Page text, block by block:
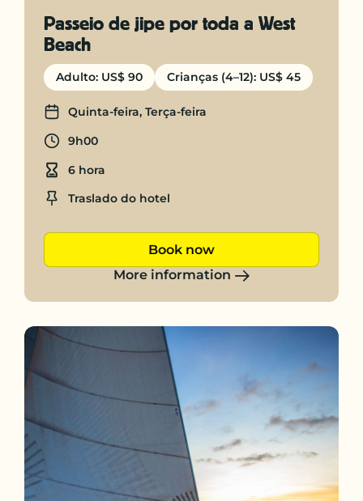
Passeio de jipe ​​por toda a West
Beach
Adulto: US$ 90 Crianças (4–12): US$ 45
Days
Quinta-feira, Terça-feira
Departure time
9h00
Duration
6 hora
Location
Traslado do hotel
Book now
More information